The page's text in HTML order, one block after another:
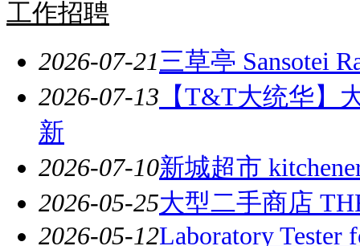
工作招聘
2026-07-21三草亭 Sansotei
2026-07-13 【T&T大统华】
新
2026-07-10新城超市
2026-05-25大型二手商店
2026-05-12Laboratory Tester